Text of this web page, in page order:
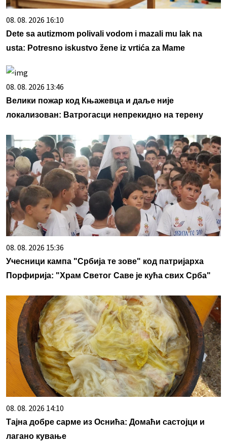
08. 08. 2026 16:10
Dete sa autizmom polivali vodom i mazali mu lak na
usta: Potresno iskustvo žene iz vrtića za Mame
08. 08. 2026 13:46
Велики пожар код Књажевца и даље није
локализован: Ватрогасци непрекидно на терену
08. 08. 2026 15:36
Учесници кампа "Србија те зове" код патријарха
Порфирија: "Храм Светог Саве је кућа свих Срба"
08. 08. 2026 14:10
Тајна добре сарме из Оснића: Домаћи састојци и
лагано кување